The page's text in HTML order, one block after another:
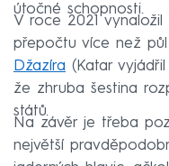
útočné schopnosti.
V roce 2021
přepočtu více než půl
Džazíra (Katar
že zhruba šestina
států.
Na závěr je třeba
největší